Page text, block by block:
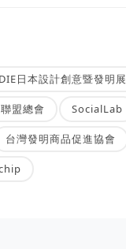
日本設計創意暨發明展
盟總會 SocialLab
台灣發明商品促進協會